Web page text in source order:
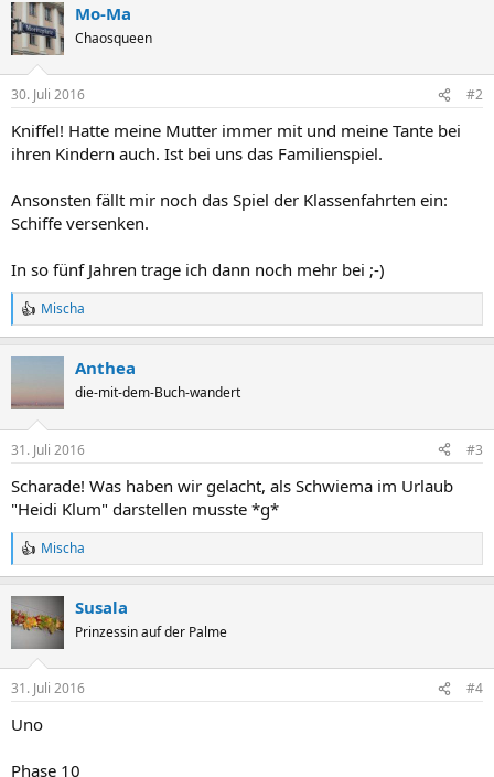
t
i
s
Mo-Ma
Chaosqueen
30. Juli 2016 #2
Kniffel! Hatte meine Mutter immer mit und meine Tante bei
ihren Kindern auch. Ist bei uns das Familienspiel.
Ansonsten fällt mir noch das Spiel der Klassenfahrten ein:
Schiffe versenken.
In so fünf Jahren trage ich dann noch mehr bei ;-)
R
e
i
s
Mischa
Anthea
die-mit-dem-Buch-wandert
31. Juli 2016 #3
Scharade! Was haben wir gelacht, als Schwiema im Urlaub
"Heidi Klum" darstellen musste *g*
R
e
c
t
s
Mischa
Susala
Prinzessin auf der Palme
31. Juli 2016 #4
Uno
Phase 10